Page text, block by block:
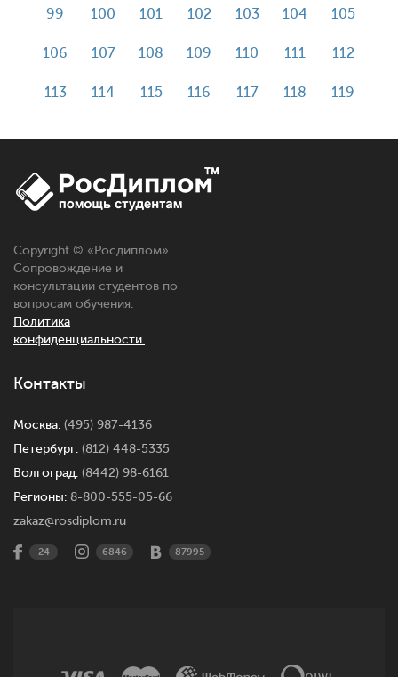
99 100 101 102 103 104 105
106 107 108 109 110 111 112
113 114 115 116 117 118 119
Copyright © «Росдиплом»
Сопровождение и
консультации студентов по
вопросам обучения.
Политика
конфиденциальности.
Контакты
Москва: (495) 987-4136
Петербург: (812) 448-5335
Волгоград: (8442) 98-6161
Регионы: 8-800-555-05-66
zakaz@rosdiplom.ru
24 6846 87995